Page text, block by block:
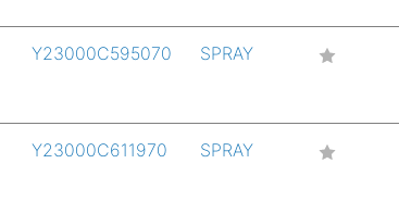
Y23000C595070 SPRAY
Y23000C611970 SPRAY